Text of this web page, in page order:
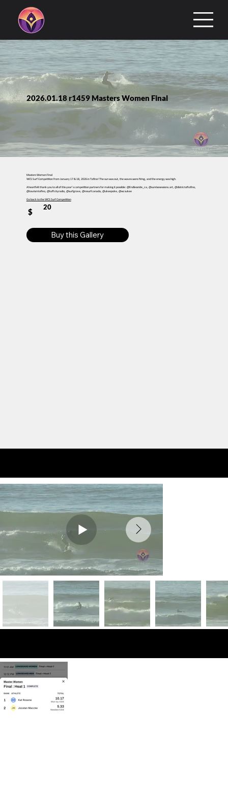
2026.01.18 r1459 Masters Women Final
Masters Women Final
WCS Surf Competition from January 17 & 18, 2026 in Tofino! The sun was out, the waves were firing, and the energy was high.
A heartfelt thank you to all of this year’s competition partners for making it possible: @Endlessride_ca, @sunrisesessions.art, @districtoftofino,
@tourismtofino, @tuffcityradio, @surfgrove, @resurfcanada, @ukeepoke, @wcsukee
Go back to the WCS Surf Competition
$
20
Buy this Gallery